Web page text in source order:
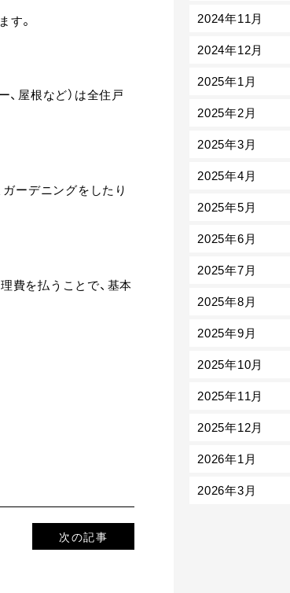
す。
屋根など）は全住戸
ーデニングをしたり
費を払うことで、基本
次の記事
2024年11月
2024年12月
2025年1月
2025年2月
2025年3月
2025年4月
2025年5月
2025年6月
2025年7月
2025年8月
2025年9月
2025年10月
2025年11月
2025年12月
2026年1月
2026年3月